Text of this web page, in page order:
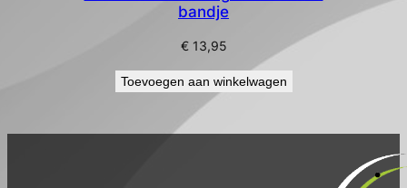
bandje
€13,95
Toevoegen aan winkelwagen